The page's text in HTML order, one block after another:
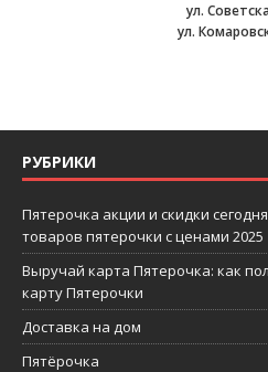
ул.
ул.
РУБРИКИ
Пятерочка акции и скидки
товаров пятерочки с ценами 2025
Выручай карта Пятерочка: как
карту Пятерочки
Доставка на дом
Пятёрочка